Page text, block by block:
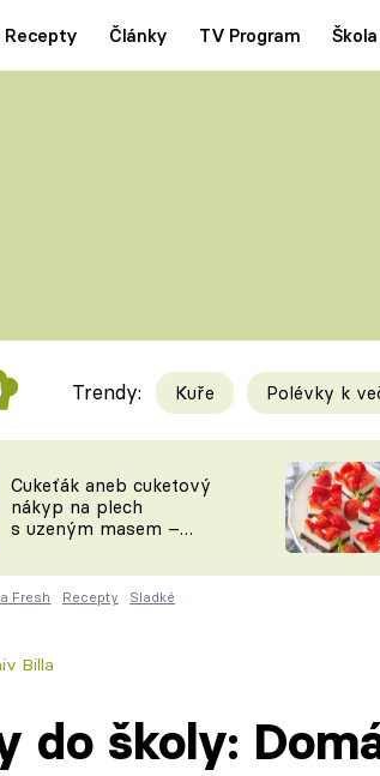
Recepty Články TV Program
Videorecepty
TEĎ VAŘÍ ŠÉF!
ČESKO NA TALÍŘI
KUCHAŘKA
Trendy: Kuře Polévky k
Cukeťák aneb cuketový
nákyp na plech
s uzeným masem –
zpracovat přerostlé
cukety
Fresh Recepty Sladké
Billa
do školy: